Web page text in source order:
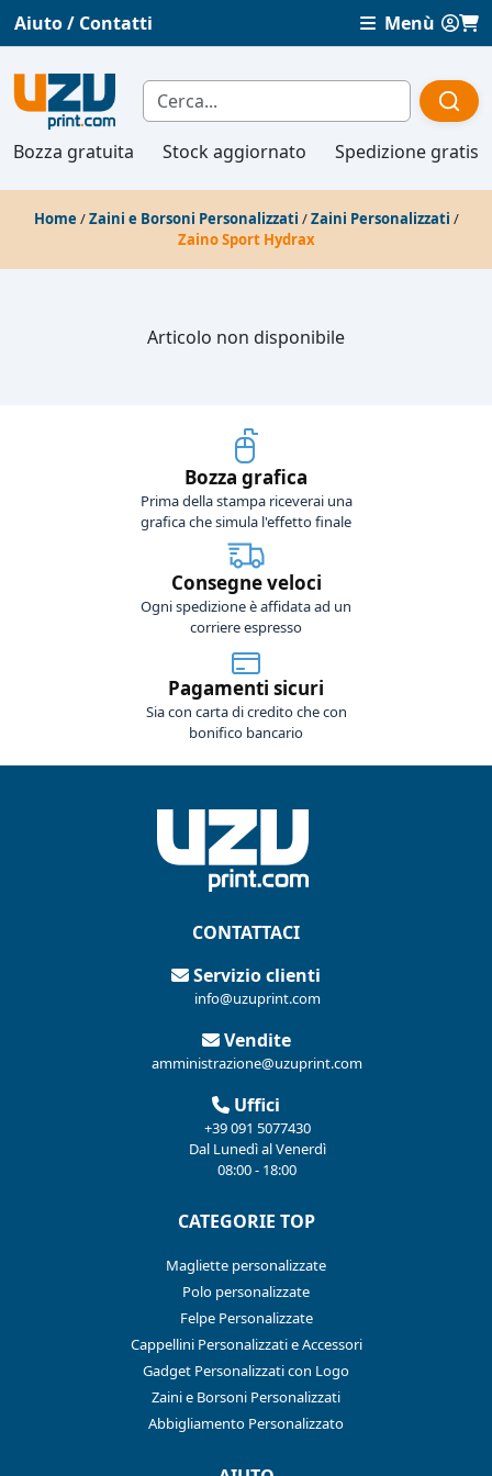
Aiuto / Contatti Menù
Bozza gratuita Stock aggiornato Spedizione gratis
Home /Zaini e Borsoni Personalizzati /Zaini Personalizzati /
Zaino Sport Hydrax
Articolo non disponibile
Bozza grafica
Prima della stampa riceverai una
grafica che simula l'effetto finale
Consegne veloci
Ogni spedizione è affidata ad un
corriere espresso
Pagamenti sicuri
Sia con carta di credito che con
bonifico bancario
CONTATTACI
Servizio clienti
info@uzuprint.com
Vendite
amministrazione@uzuprint.com
Uffici
+39 091 5077430
Dal Lunedì al Venerdì
08:00 - 18:00
CATEGORIE TOP
Magliette personalizzate
Polo personalizzate
Felpe Personalizzate
Cappellini Personalizzati e Accessori
Gadget Personalizzati con Logo
Zaini e Borsoni Personalizzati
Abbigliamento Personalizzato